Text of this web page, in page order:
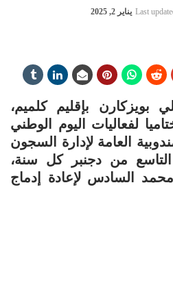
Last يناير 2, 2025
بويزكارن بإقليم كلميم،
لفعاليات اليوم الوطني
العامة لإدارة السجون
من دجنبر كل سنة،
السادس لإعادة إدماج